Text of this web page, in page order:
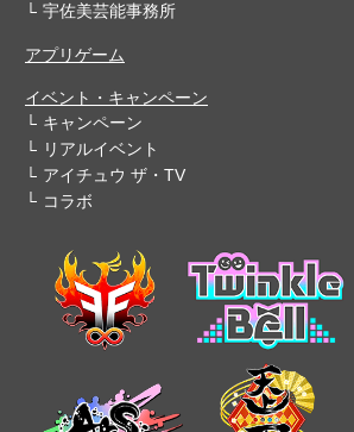
宇佐美芸能事務所
アプリゲーム
イベント・キャンペーン
キャンペーン
リアルイベント
アイチュウ ザ・TV
コラボ